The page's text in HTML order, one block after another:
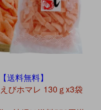
【送料無料】
びホマレ 130ｇx3袋